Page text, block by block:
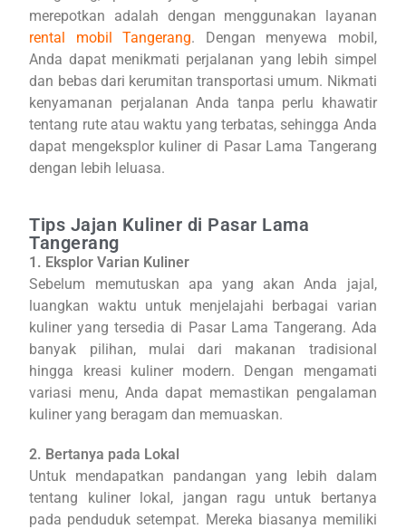
merepotkan adalah dengan menggunakan layanan
rental mobil Tangerang. Dengan menyewa mobil,
Anda dapat menikmati perjalanan yang lebih simpel
dan bebas dari kerumitan transportasi umum. Nikmati
kenyamanan perjalanan Anda tanpa perlu khawatir
tentang rute atau waktu yang terbatas, sehingga Anda
dapat mengeksplor kuliner di Pasar Lama Tangerang
dengan lebih leluasa.
Tips Jajan Kuliner di Pasar Lama
Tangerang
1. Eksplor Varian Kuliner
Sebelum memutuskan apa yang akan Anda jajal,
luangkan waktu untuk menjelajahi berbagai varian
kuliner yang tersedia di Pasar Lama Tangerang. Ada
banyak pilihan, mulai dari makanan tradisional
hingga kreasi kuliner modern. Dengan mengamati
variasi menu, Anda dapat memastikan pengalaman
kuliner yang beragam dan memuaskan.
2. Bertanya pada Lokal
Untuk mendapatkan pandangan yang lebih dalam
tentang kuliner lokal, jangan ragu untuk bertanya
pada penduduk setempat. Mereka biasanya memiliki